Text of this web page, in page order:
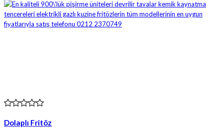
Dolaplı Fritöz